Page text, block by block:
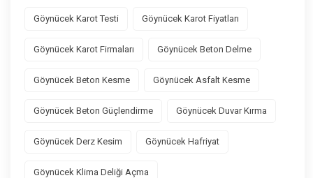
Göynücek Karot Testi Göynücek Karot Fiyatları
Göynücek Karot Firmaları Göynücek Beton Delme
Göynücek Beton Kesme Göynücek Asfalt Kesme
Göynücek Beton Güçlendirme Göynücek Duvar Kırma
Göynücek Derz Kesim Göynücek Hafriyat
Göynücek Klima Deliği Açma